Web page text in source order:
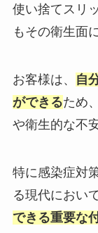
使い捨てスリ
もその衛生面
お客様は、
自
ができるため
や衛生的な不
特に感染症対
る現代におい
できる重要な